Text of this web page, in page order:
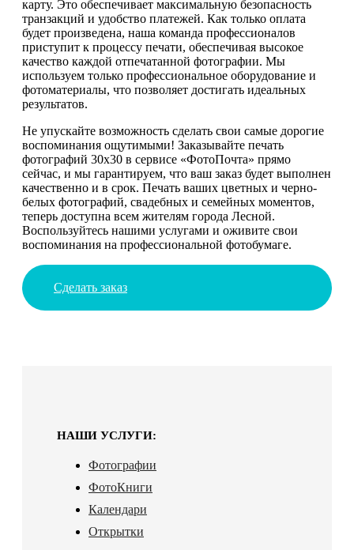
карту. Это обеспечивает максимальную безопасность
транзакций и удобство платежей. Как только оплата
будет произведена, наша команда профессионалов
приступит к процессу печати, обеспечивая высокое
качество каждой отпечатанной фотографии. Мы
используем только профессиональное оборудование и
фотоматериалы, что позволяет достигать идеальных
результатов.
Не упускайте возможность сделать свои самые дорогие
воспоминания ощутимыми! Заказывайте печать
фотографий 30х30 в сервисе «ФотоПочта» прямо
сейчас, и мы гарантируем, что ваш заказ будет выполнен
качественно и в срок. Печать ваших цветных и черно-
белых фотографий, свадебных и семейных моментов,
теперь доступна всем жителям города Лесной.
Воспользуйтесь нашими услугами и оживите свои
воспоминания на профессиональной фотобумаге.
Сделать заказ
НАШИ УСЛУГИ:
Фотографии
ФотоКниги
Календари
Открытки